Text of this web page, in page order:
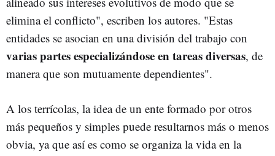
elimina el conflicto", escriben los autores. "Estas
entidades se asocian en una división del trabajo con
varias partes especializándose en tareas diversas, de
manera que son mutuamente dependientes".
A los terrícolas, la idea de un ente formado por otros
más pequeños y simples puede resultarnos más o menos
obvia, ya que así es como se organiza la vida en la